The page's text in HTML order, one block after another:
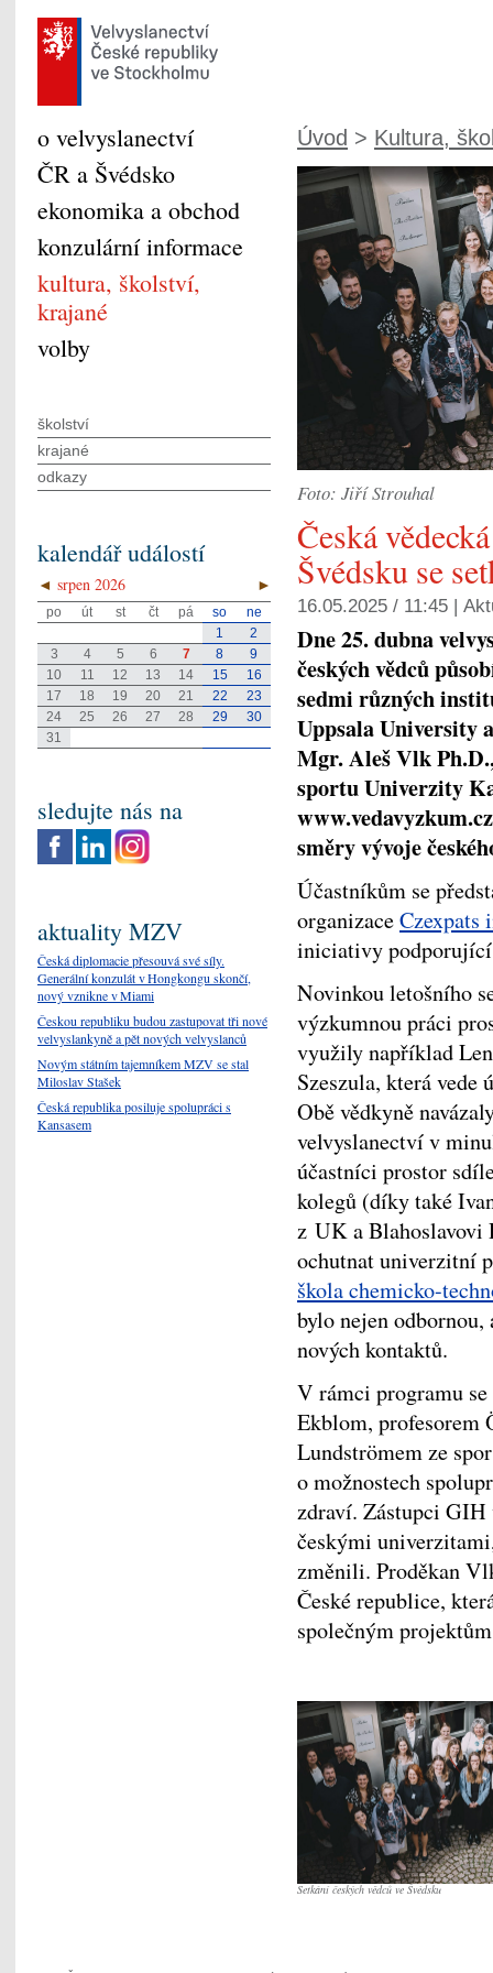
Úvod > Kultura,
Foto: Jiří Strouhal
Česká
Švédsku se
16.05.2025 / 11:45 |
Dne 25. dubna
českých vědců
sedmi různých
Uppsala University
Mgr. Aleš Vlk
sportu Univerzity
směry vývoje
Účastníkům se
organizaceCzexpats
iniciativy podporující
Novinkou letošního
výzkumnou práci
využily například
Szeszula, která
Obě vědkyně
velvyslanectví v
účastníci prostor
kolegů (díky také
z UK a Blahoslavovi
ochutnat univerzitní
škola chemicko-
bylo nejen
nových kontaktů.
V rámci programu
Ekblom, profesorem
Lundströmem ze
o možnostech
zdraví. Zástupci
českými
změnili. Proděkan
České republice,
společným
Setkání českých vědců ve Švédsku
o velvyslanectví
ČR a Švédsko
ekonomika a obchod
konzulární informace
kultura, školství,
krajané
volby
školství
krajané
odkazy
kalendář událostí
◄ ►
srpen 2026
po út st čt pá so
ne
1
2
3
4 5 6 7 8
9
10
11 12 13 14 15
16
17
18 19 20 21 22
23
24
25 26 27 28 29
30
31
sledujte nás na
aktuality MZV
Česká diplomacie přesouvá své síly.
Generální konzulát v Hongkongu skončí,
nový vznikne v Miami
Českou republiku budou zastupovat tři nové
velvyslankyně a pět nových velvyslanců
Novým státním tajemníkem MZV se stal
Miloslav Stašek
Česká republika posiluje spolupráci s
Kansasem